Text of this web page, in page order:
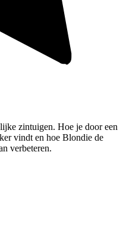
zintuigen. Hoe je door een
vindt en hoe Blondie de
verbeteren.